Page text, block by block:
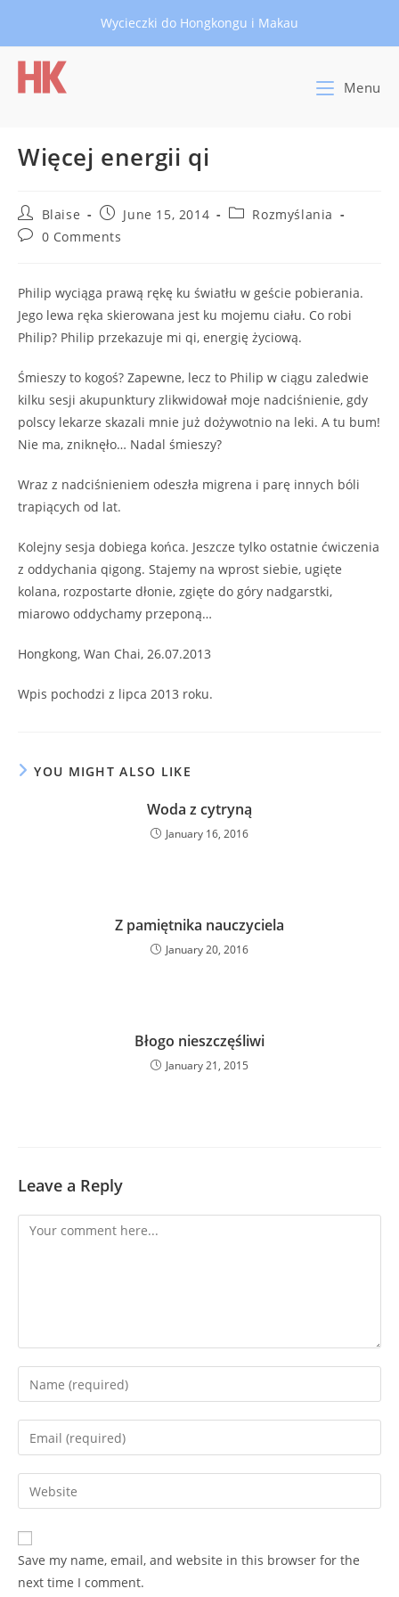
Wycieczki do Hongkongu i Makau
Menu
Więcej energii qi
Post
author:
Blaise
Post
published:
June 15, 2014
PostRozmyślania
Post0 Comments
Philip wyciąga prawą rękę ku światłu w geście pobierania.
Jego lewa ręka skierowana jest ku mojemu ciału. Co robi
Philip? Philip przekazuje mi qi, energię życiową.
Śmieszy to kogoś? Zapewne, lecz to Philip w ciągu zaledwie
kilku sesji akupunktury zlikwidował moje nadciśnienie, gdy
polscy lekarze skazali mnie już dożywotnio na leki. A tu bum!
Nie ma, zniknęło… Nadal śmieszy?
Wraz z nadciśnieniem odeszła migrena i parę innych bóli
trapiących od lat.
Kolejny sesja dobiega końca. Jeszcze tylko ostatnie ćwiczenia
z oddychania qigong. Stajemy na wprost siebie, ugięte
kolana, rozpostarte dłonie, zgięte do góry nadgarstki,
miarowo oddychamy przeponą…
Hongkong, Wan Chai, 26.07.2013
Wpis pochodzi z lipca 2013 roku.
YOU MIGHT ALSO LIKE
Woda z cytryną
January 16, 2016
Z pamiętnika nauczyciela
January 20, 2016
Błogo nieszczęśliwi
January 21, 2015
Leave a Reply
Comment
Enter
your
name
comment
Enter
your
email
address
comment
Enter
your
website
URL
(optional)
Save my name, email, and website in this browser for the
next time I comment.